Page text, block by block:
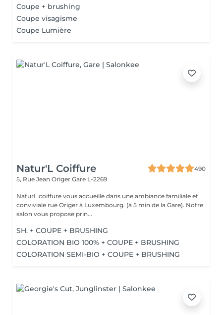
Coupe + brushing
Coupe visagisme
Coupe Lumière
Natur'L Coiffure
490
5, Rue Jean Origer Gare L-2269
NaturL coiffure vous accueille dans une ambiance familiale et
conviviale rue Origer à Luxembourg. (à 5 min de la Gare). Notre
salon vous propose prin...
SH. + COUPE + BRUSHING
COLORATION BIO 100% + COUPE + BRUSHING
COLORATION SEMI-BIO + COUPE + BRUSHING